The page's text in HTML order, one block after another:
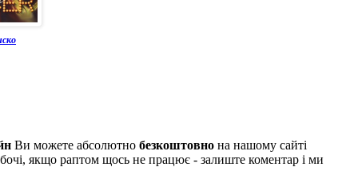
Ви можете абсолютно безкоштовно на нашому сайті
якщо раптом щось не працює - залиште коментар і ми